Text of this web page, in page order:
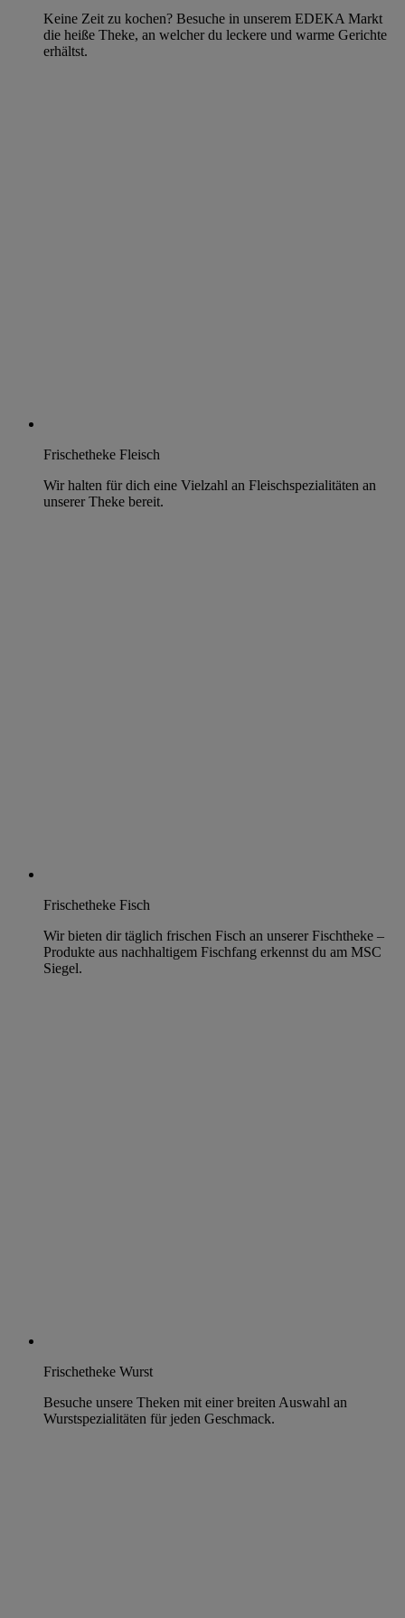
Keine Zeit zu kochen? Besuche in unserem EDEKA Markt
die heiße Theke, an welcher du leckere und warme Gerichte
erhältst.
Frischetheke Fleisch
Wir halten für dich eine Vielzahl an Fleischspezialitäten an
unserer Theke bereit.
Frischetheke Fisch
Wir bieten dir täglich frischen Fisch an unserer Fischtheke –
Produkte aus nachhaltigem Fischfang erkennst du am MSC
Siegel.
Frischetheke Wurst
Besuche unsere Theken mit einer breiten Auswahl an
Wurstspezialitäten für jeden Geschmack.